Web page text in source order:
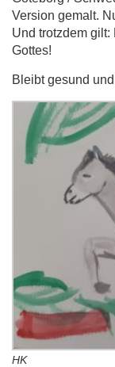
Version gemalt.
Und trotzdem
Gottes!
Bleibt gesund
HK